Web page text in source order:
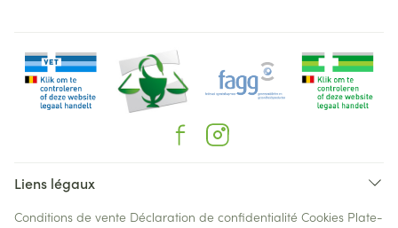
Liens légaux
Conditions de vente Déclaration de confidentialité Cookies Plate-